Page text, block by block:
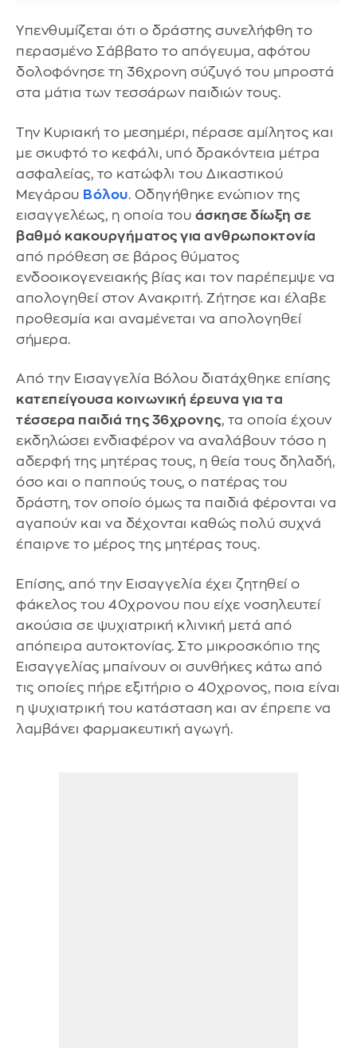
Υπενθυμίζεται ότι ο δράστης συνελήφθη το
περασμένο Σάββατο το απόγευμα, αφότου
δολοφόνησε τη 36χρονη σύζυγό του μπροστά
στα μάτια των τεσσάρων παιδιών τους.
Την Κυριακή το μεσημέρι, πέρασε αμίλητος και
με σκυφτό το κεφάλι, υπό δρακόντεια μέτρα
ασφαλείας, το κατώφλι του Δικαστικού
Μεγάρου Βόλου. Οδηγήθηκε ενώπιον της
εισαγγελέως, η οποία του άσκησε δίωξη σε
βαθμό κακουργήματος για ανθρωποκτονία
από πρόθεση σε βάρος θύματος
ενδοοικογενειακής βίας και τον παρέπεμψε να
απολογηθεί στον Ανακριτή. Ζήτησε και έλαβε
προθεσμία και αναμένεται να απολογηθεί
σήμερα.
Από την Εισαγγελία Βόλου διατάχθηκε επίσης
κατεπείγουσα κοινωνική έρευνα για τα
τέσσερα παιδιά της 36χρονης, τα οποία έχουν
εκδηλώσει ενδιαφέρον να αναλάβουν τόσο η
αδερφή της μητέρας τους, η θεία τους δηλαδή,
όσο και ο παππούς τους, ο πατέρας του
δράστη, τον οποίο όμως τα παιδιά φέρονται να
αγαπούν και να δέχονται καθώς πολύ συχνά
έπαιρνε το μέρος της μητέρας τους.
Επίσης, από την Εισαγγελία έχει ζητηθεί ο
φάκελος του 40χρονου που είχε νοσηλευτεί
ακούσια σε ψυχιατρική κλινική μετά από
απόπειρα αυτοκτονίας. Στο μικροσκόπιο της
Εισαγγελίας μπαίνουν οι συνθήκες κάτω από
τις οποίες πήρε εξιτήριο ο 40χρονος, ποια είναι
η ψυχιατρική του κατάσταση και αν έπρεπε να
λαμβάνει φαρμακευτική αγωγή.